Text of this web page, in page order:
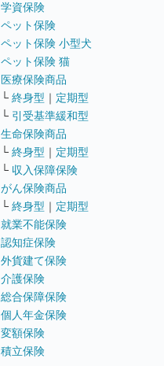
学資保険
ペット保険
ペット保険 小型犬
ペット保険 猫
医療保険商品
└ 終身型 ｜ 定期型
└ 引受基準緩和型
生命保険商品
└ 終身型 ｜ 定期型
└ 収入保障保険
がん保険商品
└ 終身型 ｜ 定期型
就業不能保険
認知症保険
外貨建て保険
介護保険
総合保障保険
個人年金保険
変額保険
積立保険